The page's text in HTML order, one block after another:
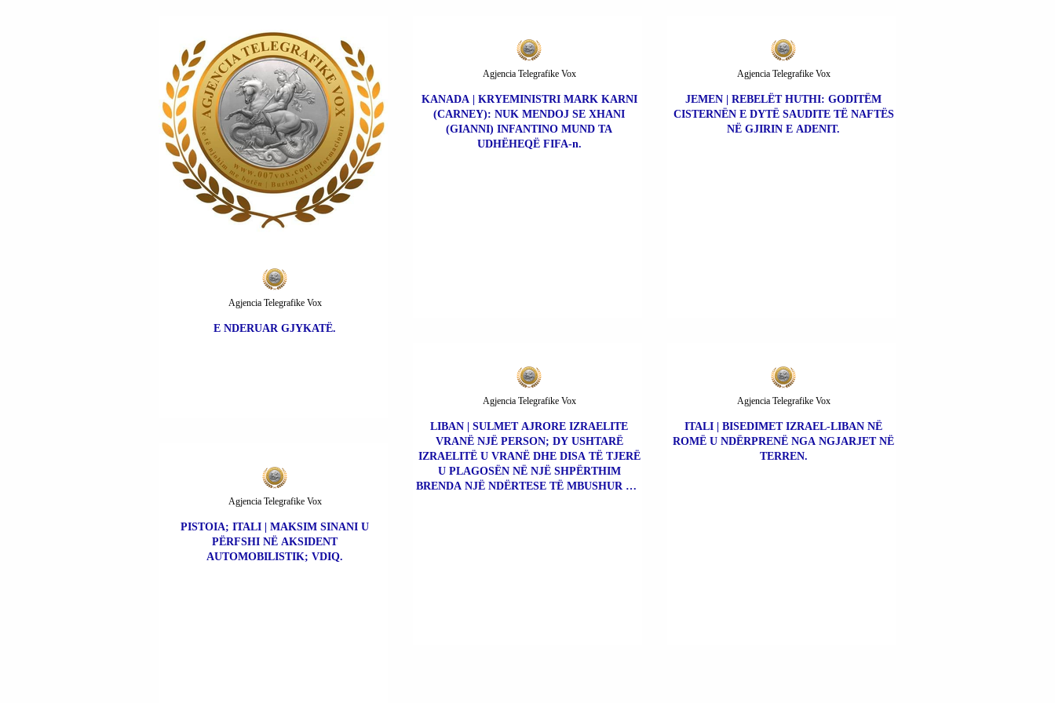
E NDERUAR GJYKATË.
Agjencia Telegrafike Vox
KANADA | KRYEMINISTRI MARK KARNI
(CARNEY): NUK MENDOJ SE XHANI
(GIANNI) INFANTINO MUND TA
UDHËHEQË FIFA-n.
Agjencia Telegrafike Vox
JEMEN | REBELËT HUTHI: GODITËM
CISTERNËN E DYTË SAUDITE TË NAFTËS
NË GJIRIN E ADENIT.
Agjencia Telegrafike Vox
PISTOIA; ITALI | MAKSIM SINANI U
PËRFSHI NË AKSIDENT
AUTOMOBILISTIK; VDIQ.
Agjencia Telegrafike Vox
LIBAN | SULMET AJRORE IZRAELITE
VRANË NJË PERSON; DY USHTARË
IZRAELITË U VRANË DHE DISA TË TJERË
U PLAGOSËN NË NJË SHPËRTHIM
BRENDA NJË NDËRTESE TË MBUSHUR ME
Agjencia Telegrafike Vox
ITALI | BISEDIMET IZRAEL-LIBAN NË
ROMË U NDËRPRENË NGA NGJARJET NË
TERREN.
Agjencia Telegrafike Vox